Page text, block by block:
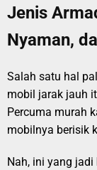
Jenis
Nyaman,
Salah satu hal
mobil jarak jauh
Percuma murah
mobilnya berisik
Nah, ini yang jadi